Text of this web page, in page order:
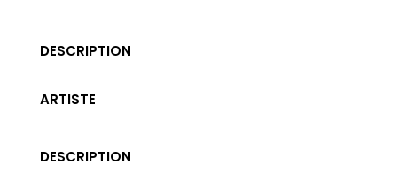
DESCRIPTION
ARTISTE
DESCRIPTION